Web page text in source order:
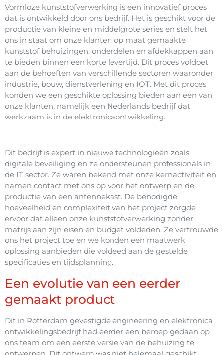
Vormloze kunststofverwerking is een innovatief proces
dat is ontwikkeld door ons bedrijf. Het is geschikt voor de
productie van kleine en middelgrote series en stelt het
ons in staat om onze klanten op maat gemaakte
kunststof behuizingen, onderdelen en afdekkappen aan
te bieden binnen een korte levertijd. Dit proces voldoet
aan de behoeften van verschillende sectoren waaronder
industrie, bouw, dienstverlening en IOT. Met dit proces
konden we een geschikte oplossing bieden aan een van
onze klanten, namelijk een Nederlands bedrijf dat
werkzaam is in de elektronicaontwikkeling.
Dit bedrijf is expert in nieuwe technologieën zoals
digitale beveiliging en ze ondersteunen professionals in
de IT sector. Ze waren bekend met onze kernactiviteit en
namen contact met ons op voor het ontwerp en de
productie van een antennekast. De benodigde
hoeveelheid en complexiteit van het project zorgde
ervoor dat alleen onze kunststofverwerking zonder
matrijs aan zijn eisen en budget voldeden. Ze vertrouwde
ons het project toe en we konden een maatwerk
oplossing aanbieden die voldeed aan de gestelde
specificaties en tijdsplanning.
Een evolutie van een eerder
gemaakt product
Dit in Rotterdam gevestigde engineering en elektronica
ontwikkelingsbedrijf had eerder een beroep gedaan op
ons team om een ​​eerste versie van de behuizing te